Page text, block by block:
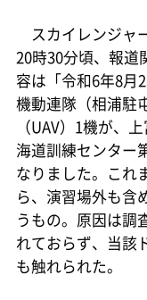
スカイレンジャ
20時30分頃、報道
容は「令和6年8月
機動連隊（相浦駐
（UAV）1機が、
海道訓練センター
なりました。これ
ら、演習場外も含
うもの。原因は調
れておらず、当該
も触れられた。